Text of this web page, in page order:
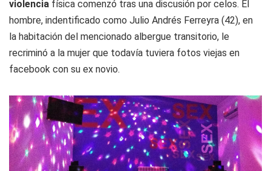
violencia física comenzó tras una discusión por celos. El
hombre, indentificado como Julio Andrés Ferreyra (42), en
la habitación del mencionado albergue transitorio, le
recriminó a la mujer que todavía tuviera fotos viejas en
facebook con su ex novio.